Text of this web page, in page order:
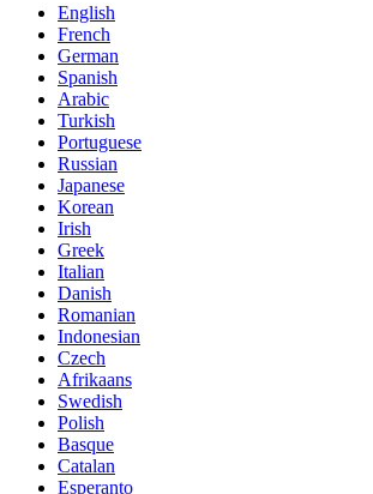
English
French
German
Spanish
Arabic
Turkish
Portuguese
Russian
Japanese
Korean
Irish
Greek
Italian
Danish
Romanian
Indonesian
Czech
Afrikaans
Swedish
Polish
Basque
Catalan
Esperanto